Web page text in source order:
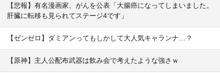
【悲報】有名漫画家、がんを公表「大腸癌になってしまいました。
肝臓に転移も見られてステージ4です」
【ゼンゼロ】ダミアンってもしかして大人気キャランナ…？
【原神】主人公配布武器は飲み会で考えたような強さｗ